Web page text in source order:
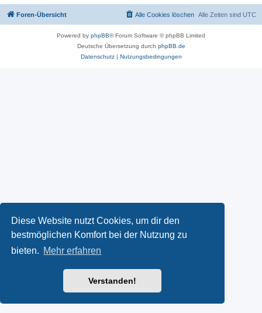
Diese Website nutzt Cookies, um dir den
bestmöglichen Komfort bei der Nutzung zu
bieten. Mehr erfahren
Verstanden!
Foren-Übersicht Alle Zeiten sind UTC
Alle Cookies löschen
Powered by phpBB® Forum Software © phpBB Limited
Deutsche Übersetzung durch phpBB.de
Datenschutz| Nutzungsbedingungen